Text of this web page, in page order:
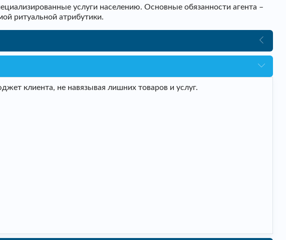
услуги населению. Основные обязанности агента –
ритуальной атрибутики.
клиента, не навязывая лишних товаров и услуг.